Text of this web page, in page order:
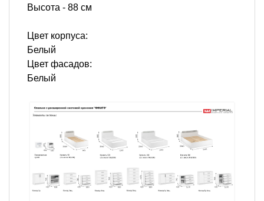
Высота - 88 см
Цвет корпуса:
Белый
Цвет фасадов:
Белый